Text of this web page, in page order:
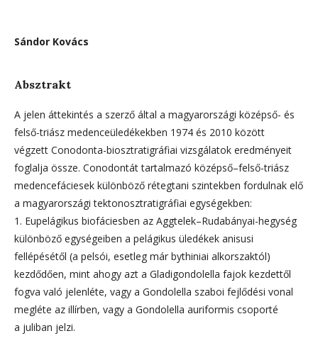
Sándor Kovács
Absztrakt
A jelen áttekintés a szerző által a magyarországi középső- és
felső-triász medenceüledékekben 1974 és 2010 között
végzett Conodonta-biosztratigráfiai vizsgálatok eredményeit
foglalja össze. Conodontát tartalmazó középső–felső-triász
medencefáciesek különböző rétegtani szintekben fordulnak elő
a magyarországi tektonosztratigráfiai egységekben:
1. Eupelágikus biofáciesben az Aggtelek–Rudabányai-hegység
különböző egységeiben a pelágikus üledékek anisusi
fellépésétől (a pelsói, esetleg már bythiniai alkorszaktól)
kezdődően, mint ahogy azt a Gladigondolella fajok kezdettől
fogva való jelenléte, vagy a Gondolella szaboi fejlődési vonal
megléte az illírben, vagy a Gondolella auriformis csoporté
a juliban jelzi.